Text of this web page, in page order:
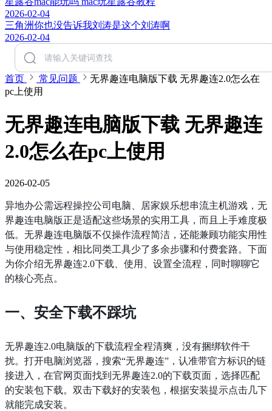
2026-02-04
三角洲你也没告诉我刘涛是这个刘涛啊
2026-02-04
首页 常见问题
无界趣连电脑版下载 无界趣连2.0怎么在
pc上使用
无界趣连电脑版下载 无界趣连
2.0怎么在pc上使用
2026-02-05
异地办公需远程操控公司电脑、居家娱乐想串流主机游戏，无
界趣连电脑版正是适配这些场景的实用工具，而且上手难度极
低。无界趣连电脑版不仅操作流程简洁，还能兼顾功能实用性
与使用稳定性，相比同类工具少了多余步骤和付费套路。下面
为你介绍无界趣连2.0下载、使用、设置全流程，同时聊聊它
的核心亮点。
一、安全下载不踩坑
无界趣连2.0电脑版的下载流程全程清爽，没有捆绑软件干
扰。打开电脑浏览器，搜索“无界趣连”，认准带官方标识的链
接进入，在官网页面找到无界趣连2.0的下载页面，选择匹配
的安装包下载。双击下载好的安装包，根据安装提示点击几下
就能完成安装。